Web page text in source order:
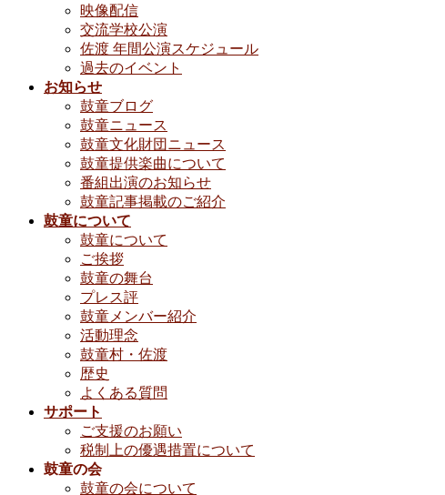
映像配信
交流学校公演
佐渡 年間公演スケジュール
過去のイベント
お知らせ
鼓童ブログ
鼓童ニュース
鼓童文化財団ニュース
鼓童提供楽曲について
番組出演のお知らせ
鼓童記事掲載のご紹介
鼓童について
鼓童について
ご挨拶
鼓童の舞台
プレス評
鼓童メンバー紹介
活動理念
鼓童村・佐渡
歴史
よくある質問
サポート
ご支援のお願い
税制上の優遇措置について
鼓童の会
鼓童の会について